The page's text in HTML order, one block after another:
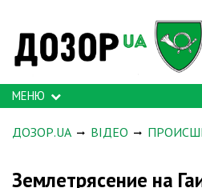
МЕНЮ
ДОЗОР.UA ВІДЕО
Землетрясение на